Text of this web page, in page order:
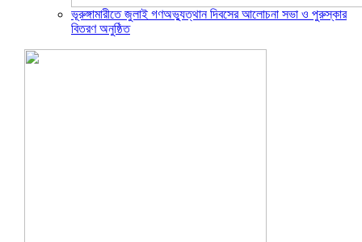
ভূরুঙ্গামারীতে জুলাই গণঅভ্যুত্থান দিবসের আলোচনা সভা ও পুরুস্কার
বিতরণ অনুষ্ঠিত